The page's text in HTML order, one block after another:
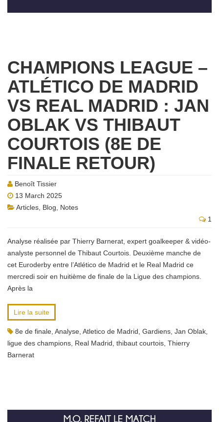
CHAMPIONS LEAGUE –
ATLÉTICO DE MADRID
VS REAL MADRID : JAN
OBLAK VS THIBAUT
COURTOIS (8E DE
FINALE RETOUR)
Benoît Tissier
13 March 2025
Articles Blog
Notes
1
Analyse réalisée par Thierry Barnerat, expert goalkeeper & vidéo-
analyste personnel de Thibaut Courtois. Deuxième manche de
cet Euroderby entre l’Atlético de Madrid et le Real Madrid ce
mercredi soir en huitième de finale de la Ligue des champions.
Après la
Lire la suite
8e de finale Analyse Atletico de Madrid Gardiens Jan Oblak
ligue des champions Real Madrid thibaut courtois Thierry
Barnerat